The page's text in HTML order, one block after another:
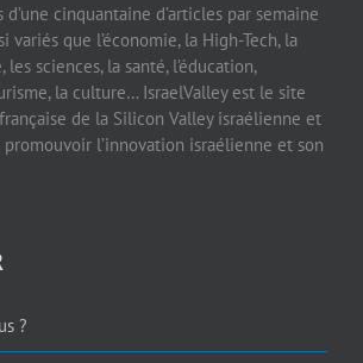
cinquantaine d’articles par semaine
variés que l’économie, la High-Tech, la
les sciences, la santé, l’éducation,
la culture… IsraelValley est le site
de la Silicon Valley israélienne et
l’innovation israélienne et son
?